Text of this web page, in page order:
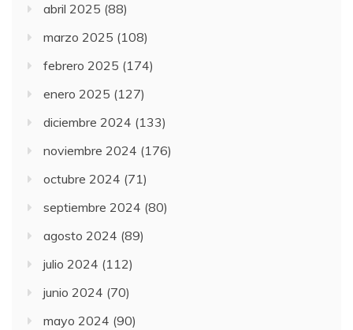
abril 2025 (88)
marzo 2025 (108)
febrero 2025 (174)
enero 2025 (127)
diciembre 2024 (133)
noviembre 2024 (176)
octubre 2024 (71)
septiembre 2024 (80)
agosto 2024 (89)
julio 2024 (112)
junio 2024 (70)
mayo 2024 (90)